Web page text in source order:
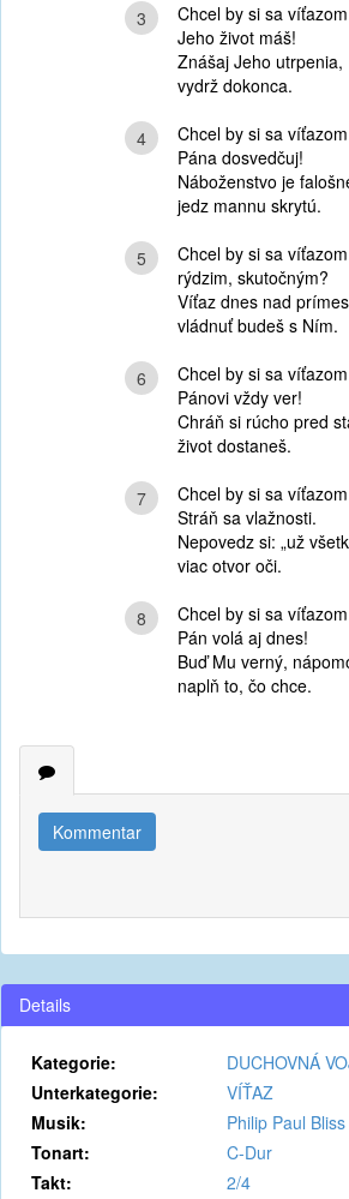
3
Chcel by si sa
Jeho život máš!
Znášaj Jeho utrpenia,
vydrž dokonca.
4
Chcel by si sa
Pána dosvedčuj!
Náboženstvo je
jedz mannu skrytú.
5
Chcel by si sa
rýdzim, skutočným?
Víťaz dnes nad
vládnuť budeš s Ním.
6
Chcel by si sa
Pánovi vždy ver!
Chráň si rúcho pred
život dostaneš.
7
Chcel by si sa
Stráň sa vlažnosti.
Nepovedz si: „už
viac otvor oči.
8
Chcel by si sa
Pán volá aj dnes!
Buď Mu verný,
naplň to, čo chce.
Kommentar
Details
Kategorie:
DUCHOVNÁ
Unterkategorie:
VÍŤAZ
Musik:
Philip Paul Bliss
Tonart:
C-Dur
Takt:
2/4